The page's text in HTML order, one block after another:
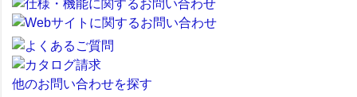
他のお問い合わせを探す